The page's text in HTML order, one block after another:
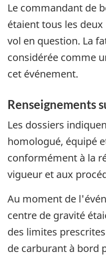
Le commandant de
étaient tous les
vol en question. La
considérée comme
cet événement.
Renseignements
Les dossiers
homologué, équipé
conformément à la
vigueur et aux
Au moment de
centre de gravité
des limites
de carburant à bord